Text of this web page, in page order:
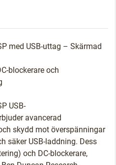
med USB-uttag – Skärmad
blockerare och
USB-
avancerad
skydd mot överspänningar
säker USB-laddning. Dess
och DC-blockerare,